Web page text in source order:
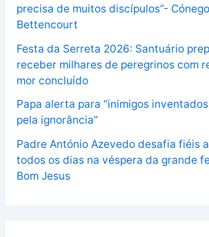
precisa de muitos discípulos”-
Bettencourt
Festa da Serreta 2026: Santuário
receber milhares de peregrinos com
mor concluído
Papa alerta para “inimigos
pela ignorância”
Padre António Azevedo desafia fiéis
todos os dias na véspera da grande
Bom Jesus